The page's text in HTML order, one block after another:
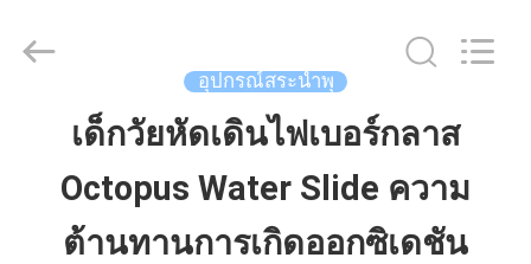
สินค้า
water
co,.ltd.
อุปกรณ์สระน้ำพุ
เด็กวัยหัดเดินไฟเบอร์กลาส
Octopus Water Slide ความ
ต้านทานการเกิดออกซิเดชัน